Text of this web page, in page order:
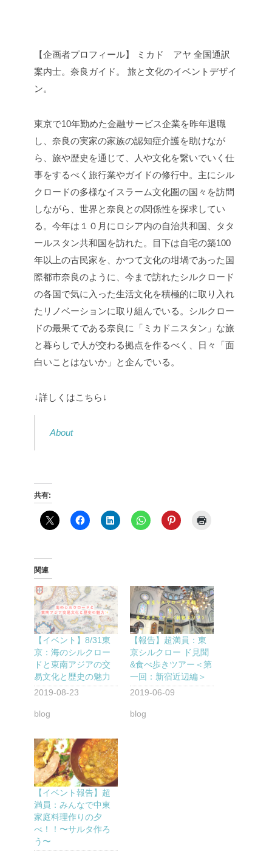
【企画者プロフィール】 ミカド アヤ 全国通訳
案内士。奈良ガイド。
旅と文化のイベントデザイ
ン。
東京で10年勤めた金融サービス企業を昨年退職
し、奈良の実家の家族の認知症介護を助けなが
ら、旅や歴史を通じて、人や文化を繋いでいく仕
事をするべく旅行業やガイドの修行中。主にシル
クロードの多様なイスラーム文化圏の国々を訪問
しながら、世界と奈良との関係性を探求してい
る。今年は１０月にロシア内の自治共和国、タタ
ールスタン共和国を訪れた。目下は自宅の築100
年以上の古民家を、かつて文化の坩堝であった国
際都市奈良のように、今まで訪れたシルクロード
の各国で気に入った生活文化を積極的に取り入れ
たリノベーションに取り組んでいる。シルクロー
ドの最果てである奈良に「ミカドニスタン」な旅
と暮らしで人が交わる拠点を作るべく、日々「面
白いことはないか」と企んでいる。
↓詳しくはこちら↓
About
共有:
関連
【イベント】8/31東
京：海のシルクロー
ドと東南アジアの交
易文化と歴史の魅力
2019-08-23
blog
【報告】超満員：東
京シルクロー ド見聞
&食べ歩きツアー＜第
一回：新宿近辺編＞
2019-06-09
blog
【イベント報告】超
満員：みんなで中東
家庭料理作りの夕
べ！！〜サルタ作ろ
う〜